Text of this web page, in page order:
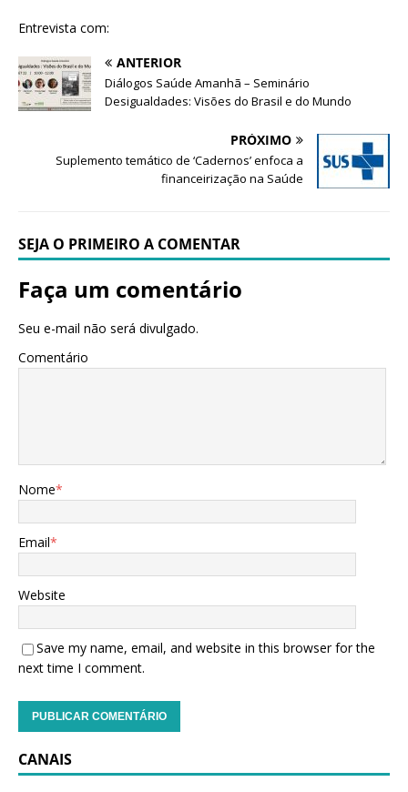
Entrevista com:
ANTERIOR
Diálogos Saúde Amanhã – Seminário
Desigualdades: Visões do Brasil e do Mundo
PRÓXIMO
Suplemento temático de ‘Cadernos’ enfoca a
financeirização na Saúde
SEJA O PRIMEIRO A COMENTAR
Faça um comentário
Seu e-mail não será divulgado.
Comentário
Nome*
Email*
Website
Save my name, email, and website in this browser for the
next time I comment.
CANAIS